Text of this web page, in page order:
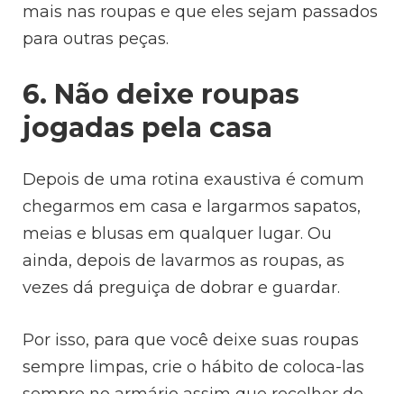
mais nas roupas e que eles sejam passados
para outras peças.
6. Não deixe roupas
jogadas pela casa
Depois de uma rotina exaustiva é comum
chegarmos em casa e largarmos sapatos,
meias e blusas em qualquer lugar. Ou
ainda, depois de lavarmos as roupas, as
vezes dá preguiça de dobrar e guardar.
Por isso, para que você deixe suas roupas
sempre limpas, crie o hábito de coloca-las